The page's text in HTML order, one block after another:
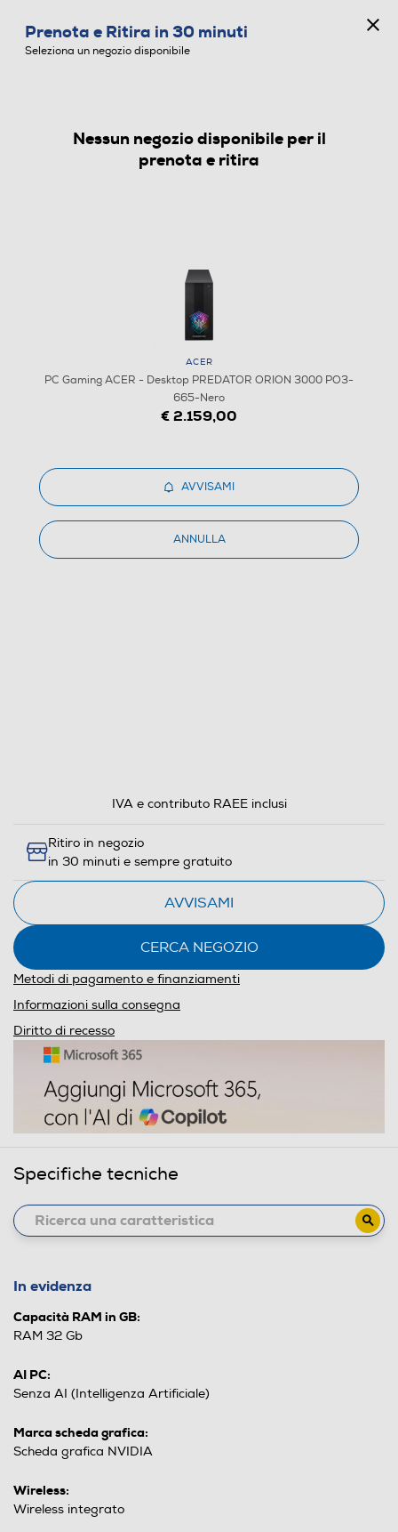
PC GAMING
ACER - Desktop PREDATOR ORION 3000 PO3-665-
IVA e contributo RAEE inclusi
Ritiro in negozio
in 30 minuti e sempre gratuito
AVVISAMI
CERCA NEGOZIO
Metodi di pagamento e finanziamenti
Informazioni sulla consegna
Diritto di recesso
Specifiche tecniche
In evidenza
Capacità RAM in GB:
RAM 32 Gb
AI PC:
Senza AI (Intelligenza Artificiale)
Marca scheda grafica:
Scheda grafica NVIDIA
Wireless:
Wireless integrato
Prenota e Ritira in 30 minuti
Seleziona un negozio disponibile
Nessun negozio disponibile per il
prenota e ritira
ACER
PC Gaming ACER - Desktop PREDATOR ORION 3000 PO3-
665-Nero
€ 2.159,00
AVVISAMI
ANNULLA